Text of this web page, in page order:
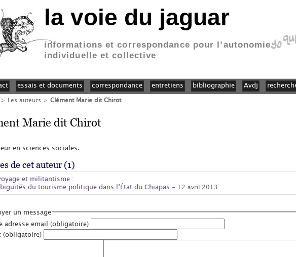
la voie du jaguar
informations et correspondance pour l’autonomie
individuelle et collective
essais et documents correspondance entretiens bibliographie Avdj
Les auteurs > Clément Marie dit Chirot
Marie dit Chirot
en sciences sociales.
de cet auteur (1)
et militantisme :
du tourisme politique dans l’État du Chiapas - 12 avril 2013
un message
adresse email (obligatoire)
(obligatoire)